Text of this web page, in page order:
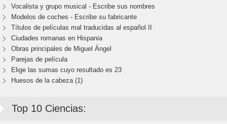
Vocalista y grupo musical - Escribe sus nombres
Modelos de coches - Escribe su fabricante
Títulos de películas mal traducidas al español II
Ciudades romanas en Hispania
Obras principales de Miguel Ángel
Parejas de película
Elige las sumas cuyo resultado es 23
Huesos de la cabeza (1)
Top 10 Ciencias: